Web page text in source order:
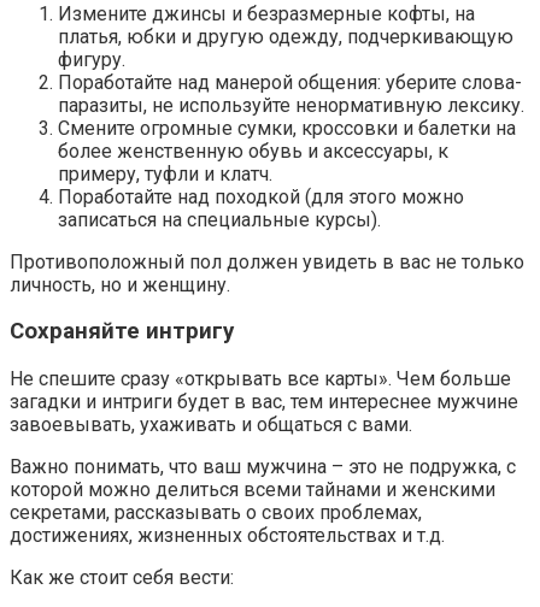
Измените джинсы и безразмерные кофты, на
платья, юбки и другую одежду, подчеркивающую
фигуру.
Поработайте над манерой общения: уберите слова-
паразиты, не используйте ненормативную лексику.
Смените огромные сумки, кроссовки и балетки на
более женственную обувь и аксессуары, к
примеру, туфли и клатч.
Поработайте над походкой (для этого можно
записаться на специальные курсы).
Противоположный пол должен увидеть в вас не только
личность, но и женщину.
Сохраняйте интригу
Не спешите сразу «открывать все карты». Чем больше
загадки и интриги будет в вас, тем интереснее мужчине
завоевывать, ухаживать и общаться с вами.
Важно понимать, что ваш мужчина – это не подружка, с
которой можно делиться всеми тайнами и женскими
секретами, рассказывать о своих проблемах,
достижениях, жизненных обстоятельствах и т.д.
Как же стоит себя вести: